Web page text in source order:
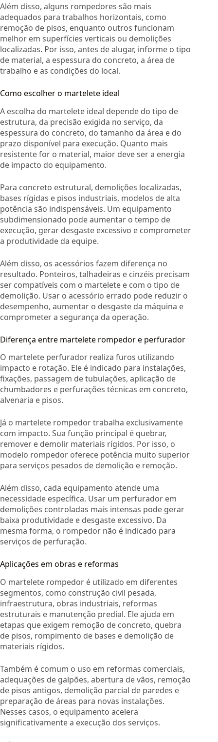
Além disso, alguns rompedores são mais
adequados para trabalhos horizontais, como
remoção de pisos, enquanto outros funcionam
melhor em superfícies verticais ou demolições
localizadas. Por isso, antes de alugar, informe o tipo
de material, a espessura do concreto, a área de
trabalho e as condições do local.
Como escolher o martelete ideal
A escolha do martelete ideal depende do tipo de
estrutura, da precisão exigida no serviço, da
espessura do concreto, do tamanho da área e do
prazo disponível para execução. Quanto mais
resistente for o material, maior deve ser a energia
de impacto do equipamento.
Para concreto estrutural, demolições localizadas,
bases rígidas e pisos industriais, modelos de alta
potência são indispensáveis. Um equipamento
subdimensionado pode aumentar o tempo de
execução, gerar desgaste excessivo e comprometer
a produtividade da equipe.
Além disso, os acessórios fazem diferença no
resultado. Ponteiros, talhadeiras e cinzéis precisam
ser compatíveis com o martelete e com o tipo de
demolição. Usar o acessório errado pode reduzir o
desempenho, aumentar o desgaste da máquina e
comprometer a segurança da operação.
Diferença entre martelete rompedor e perfurador
O martelete perfurador realiza furos utilizando
impacto e rotação. Ele é indicado para instalações,
fixações, passagem de tubulações, aplicação de
chumbadores e perfurações técnicas em concreto,
alvenaria e pisos.
Já o martelete rompedor trabalha exclusivamente
com impacto. Sua função principal é quebrar,
remover e demolir materiais rígidos. Por isso, o
modelo rompedor oferece potência muito superior
para serviços pesados de demolição e remoção.
Além disso, cada equipamento atende uma
necessidade específica. Usar um perfurador em
demolições controladas mais intensas pode gerar
baixa produtividade e desgaste excessivo. Da
mesma forma, o rompedor não é indicado para
serviços de perfuração.
Aplicações em obras e reformas
O martelete rompedor é utilizado em diferentes
segmentos, como construção civil pesada,
infraestrutura, obras industriais, reformas
estruturais e manutenção predial. Ele ajuda em
etapas que exigem remoção de concreto, quebra
de pisos, rompimento de bases e demolição de
materiais rígidos.
Também é comum o uso em reformas comerciais,
adequações de galpões, abertura de vãos, remoção
de pisos antigos, demolição parcial de paredes e
preparação de áreas para novas instalações.
Nesses casos, o equipamento acelera
significativamente a execução dos serviços.